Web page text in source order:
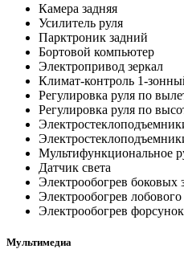
Камера задняя
Усилитель руля
Парктроник задний
Бортовой компьютер
Электропривод зеркал
Климат-контроль 1-
Регулировка руля по
Регулировка руля по
Мультифункциональное
Датчик света
Электрообогрев боковых
Электрообогрев лобового
Электрообогрев
Мультимедиа